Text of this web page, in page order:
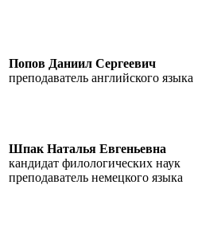
Попов Даниил Сергеевич
преподаватель английского языка
Шпак Наталья Евгеньевна
кандидат филологических наук
преподаватель немецкого языка